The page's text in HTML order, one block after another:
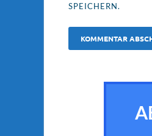
SPEICHERN.